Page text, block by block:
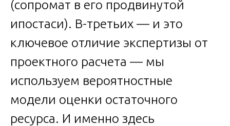
(сопромат в его продвинутой
ипостаси). В-третьих — и это
ключевое отличие экспертизы от
проектного расчета — мы
используем вероятностные
модели оценки остаточного
ресурса. И именно здесь